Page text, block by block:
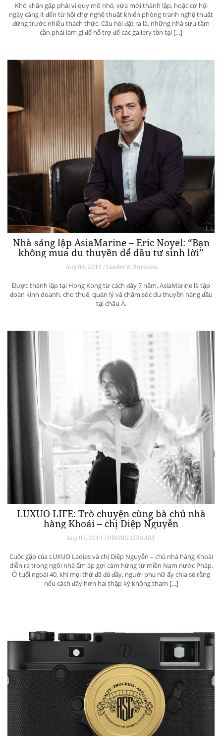
Khó khăn gặp phải vì quy mô nhỏ, vừa mới thành lập, hoặc cơ hội
ngày càng ít đến từ hội chợ nghệ thuật khiến phòng tranh nghệ thuật
đứng trước nhiều thách thức. Câu hỏi đặt ra là, những nhà sưu tầm
cần phải làm gì để hỗ trợ để các gallery tồn tại […]
Nhà sáng lập AsiaMarine – Eric Noyel: “Bạn
không mua du thuyền để đầu tư sinh lời”
Aug 08, 2019 / Leader & Business
Được thành lập tại Hong Kong từ cách đây 7 năm, AsiaMarine là tập
đoàn kinh doanh, cho thuê, quản lý và chăm sóc du thuyền hàng đầu
tại châu Á.
LUXUO LIFE: Trò chuyện cùng bà chủ nhà
hàng Khoái – chị Diệp Nguyễn
Aug 05, 2019 / DINING LIBRARY
Cuộc gặp của LUXUO Ladies và chị Diệp Nguyễn – chủ nhà hàng Khoái
diễn ra trong ngôi nhà ấm áp gợi cảm hứng từ miền Nam nước Pháp.
Ở tuổi ngoài 40, khi mọi thứ đã đủ đầy, người phụ nữ ấy chia sẻ rằng
nếu cách đây hơn hai thập kỷ không tham […]